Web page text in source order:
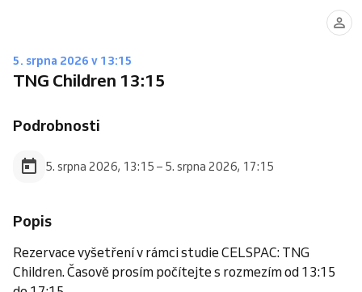
5. srpna 2026 v 13:15
TNG Children 13:15
Podrobnosti
5. srpna 2026, 13:15 – 5. srpna 2026, 17:15
Popis
Rezervace vyšetření v rámci studie CELSPAC: TNG
Children. Časově prosím počítejte s rozmezím od 13:15